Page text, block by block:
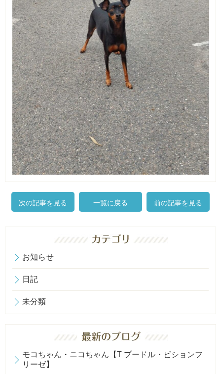
次の記事を見る 一覧に戻る 前の記事を見る
お知らせ
日記
未分類
モコちゃん・ニコちゃん【T プードル・ビションフ
リーゼ】